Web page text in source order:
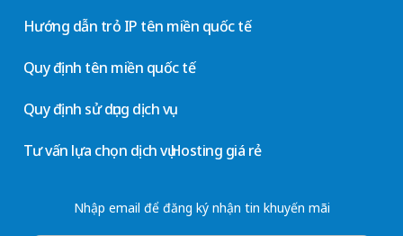
Hướng dẫn trỏ IP tên miền quốc tế
Quy định tên miền quốc tế
Quy định sử dụng dịch vụ
Tư vấn lựa chọn dịch vụ Hosting giá rẻ
Nhập email để đăng ký nhận tin khuyến mãi